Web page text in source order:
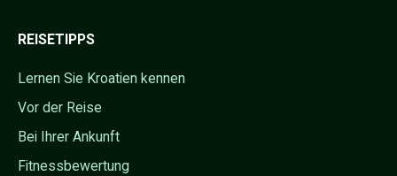
REISETIPPS
Lernen Sie Kroatien kennen
Vor der Reise
Bei Ihrer Ankunft
Fitnessbewertung